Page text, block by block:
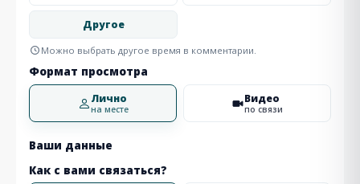
Другое
Можно выбрать другое время в комментарии.
Формат просмотра
Лично
на месте
Видео
по связи
Ваши данные
Как с вами связаться?